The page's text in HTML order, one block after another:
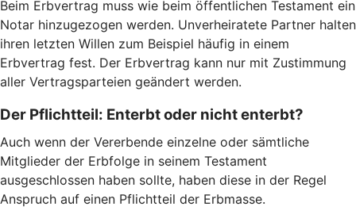
Beim Erbvertrag muss wie beim öffentlichen Testament ein
Notar hinzugezogen werden. Unverheiratete Partner halten
ihren letzten Willen zum Beispiel häufig in einem
Erbvertrag fest. Der Erbvertrag kann nur mit Zustimmung
aller Vertragsparteien geändert werden.
Der Pflichtteil: Enterbt oder nicht enterbt?
Auch wenn der Vererbende einzelne oder sämtliche
Mitglieder der Erbfolge in seinem Testament
ausgeschlossen haben sollte, haben diese in der Regel
Anspruch auf einen Pflichtteil der Erbmasse.